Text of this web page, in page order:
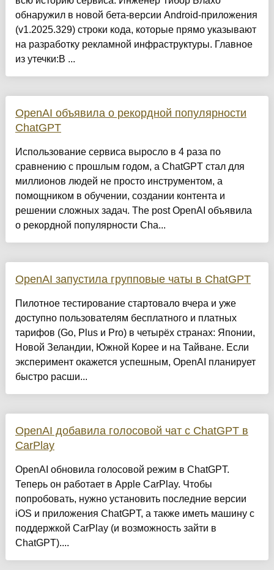
обнаружил в новой бета-версии Android-приложения
(v1.2025.329) строки кода, которые прямо указывают
на разработку рекламной инфраструктуры. Главное
из утечки:В ...
OpenAI объявила о рекордной популярности
ChatGPT
Использование сервиса выросло в 4 раза по
сравнению с прошлым годом, а ChatGPT стал для
миллионов людей не просто инструментом, а
помощником в обучении, создании контента и
решении сложных задач. The post OpenAI объявила
о рекордной популярности Cha...
OpenAI запустила групповые чаты в ChatGPT
Пилотное тестирование стартовало вчера и уже
доступно пользователям бесплатного и платных
тарифов (Go, Plus и Pro) в четырёх странах: Японии,
Новой Зеландии, Южной Корее и на Тайване. Если
эксперимент окажется успешным, OpenAI планирует
быстро расши...
OpenAI добавила голосовой чат с ChatGPT в
CarPlay
OpenAI обновила голосовой режим в ChatGPT.
Теперь он работает в Apple CarPlay. Чтобы
попробовать, нужно установить последние версии
iOS и приложения ChatGPT, а также иметь машину с
поддержкой CarPlay (и возможность зайти в
ChatGPT)....